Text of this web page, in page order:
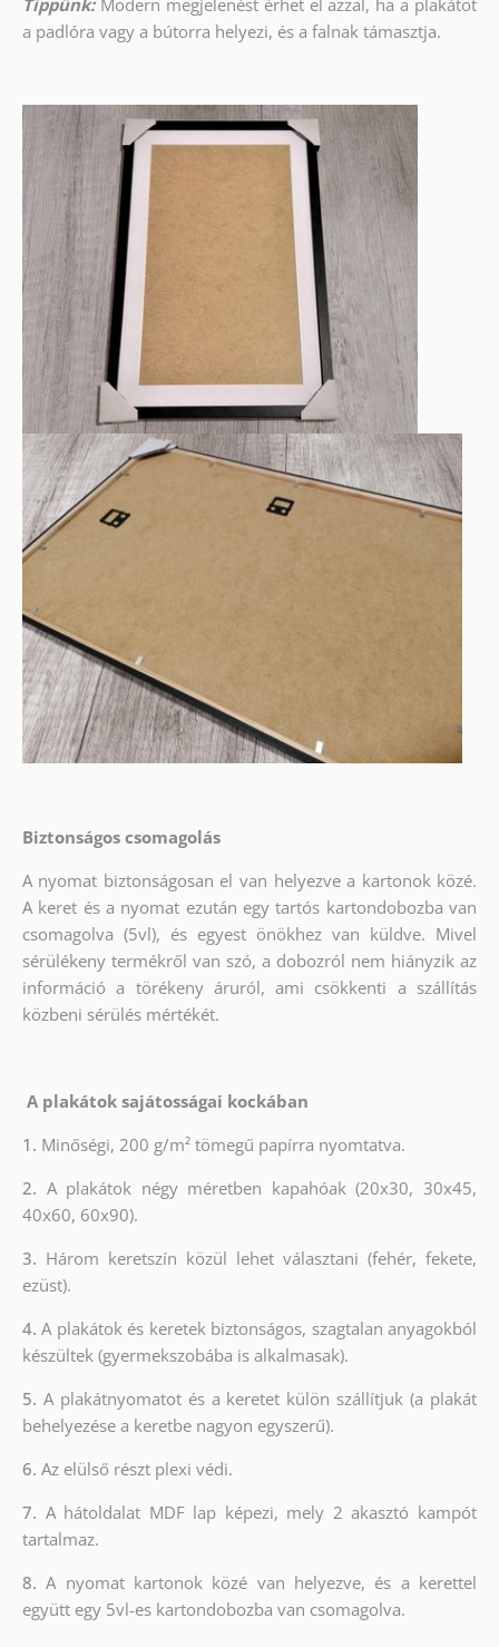
Tippünk: Modern megjelenést érhet el azzal, ha a plakátot
a padlóra vagy a bútorra helyezi, és a falnak támasztja.
Biztonságos csomagolás
A nyomat biztonságosan el van helyezve a kartonok közé.
A keret és a nyomat ezután egy tartós kartondobozba van
csomagolva (5vl), és egyest önökhez van küldve. Mivel
sérülékeny termékről van szó, a dobozról nem hiányzik az
információ a törékeny áruról, ami csökkenti a szállítás
közbeni sérülés mértékét.
A plakátok sajátosságai kockában
1. Minőségi, 200 g/m² tömegű papírra nyomtatva.
2. A plakátok négy méretben kapahóak (20x30, 30x45,
40x60, 60x90).
3. Három keretszín közül lehet választani (fehér, fekete,
ezüst).
4.A plakátok és keretek biztonságos, szagtalan anyagokból
készültek (gyermekszobába is alkalmasak).
5. A plakátnyomatot és a keretet külön szállítjuk (a plakát
behelyezése a keretbe nagyon egyszerű).
6. Az elülső részt plexi védi.
7. A hátoldalat MDF lap képezi, mely 2 akasztó kampót
tartalmaz.
8.A nyomat kartonok közé van helyezve, és a kerettel
együtt egy 5vl-es kartondobozba van csomagolva.